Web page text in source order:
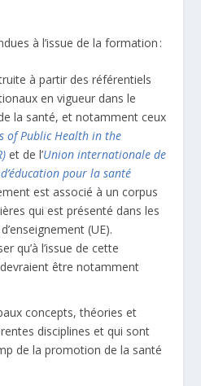
à l’issue de la formation :
à partir des référentiels
en vigueur dans le
la santé, et notamment ceux
of Public Health in the
et de l’Union internationale de
pour la santé
est associé à un corpus
qui est présenté dans les
(UE).
qu’à l’issue de cette
être notamment
concepts, théories et
disciplines et qui sont
de la promotion de la santé